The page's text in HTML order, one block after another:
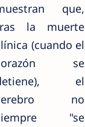
que,
la muerte
(cuando el
se
el
no
"se